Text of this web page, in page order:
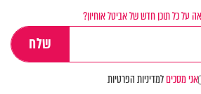
על כל תוכן חדש של אביטל אוחיון?
אני מסכיםלמדיניות הפרטיות